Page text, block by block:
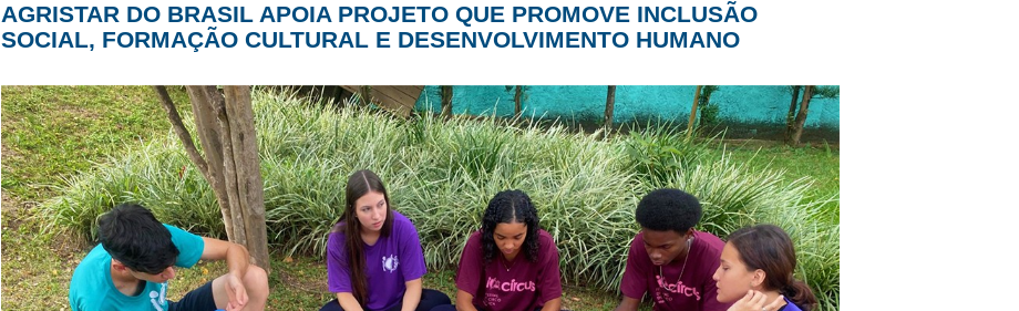
AGRISTAR DO BRASIL APOIA PROJETO QUE PROMOVE INCLUSÃO
SOCIAL, FORMAÇÃO CULTURAL E DESENVOLVIMENTO HUMANO